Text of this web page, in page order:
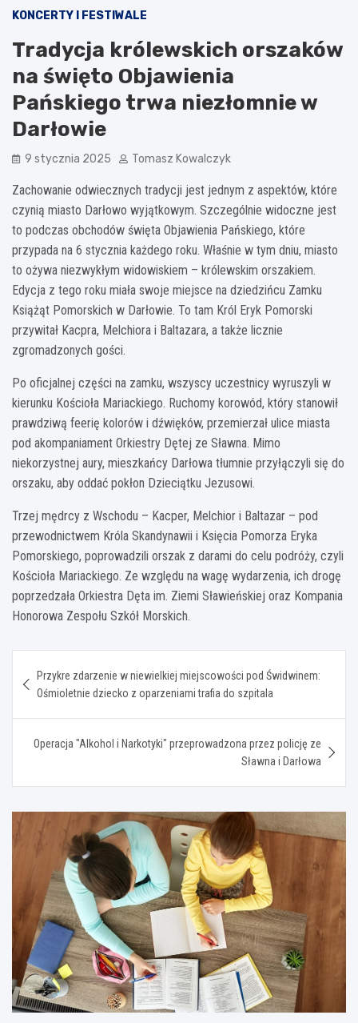
KONCERTY I FESTIWALE
Tradycja królewskich orszaków
na święto Objawienia
Pańskiego trwa niezłomnie w
Darłowie
9 stycznia 2025 Tomasz Kowalczyk
Zachowanie odwiecznych tradycji jest jednym z aspektów, które
czynią miasto Darłowo wyjątkowym. Szczególnie widoczne jest
to podczas obchodów święta Objawienia Pańskiego, które
przypada na 6 stycznia każdego roku. Właśnie w tym dniu, miasto
to ożywa niezwykłym widowiskiem – królewskim orszakiem.
Edycja z tego roku miała swoje miejsce na dziedzińcu Zamku
Książąt Pomorskich w Darłowie. To tam Król Eryk Pomorski
przywitał Kacpra, Melchiora i Baltazara, a także licznie
zgromadzonych gości.
Po oficjalnej części na zamku, wszyscy uczestnicy wyruszyli w
kierunku Kościoła Mariackiego. Ruchomy korowód, który stanowił
prawdziwą feerię kolorów i dźwięków, przemierzał ulice miasta
pod akompaniament Orkiestry Dętej ze Sławna. Mimo
niekorzystnej aury, mieszkańcy Darłowa tłumnie przyłączyli się do
orszaku, aby oddać pokłon Dzieciątku Jezusowi.
Trzej mędrcy z Wschodu – Kacper, Melchior i Baltazar – pod
przewodnictwem Króla Skandynawii i Księcia Pomorza Eryka
Pomorskiego, poprowadzili orszak z darami do celu podróży, czyli
Kościoła Mariackiego. Ze względu na wagę wydarzenia, ich drogę
poprzedzała Orkiestra Dęta im. Ziemi Sławieńskiej oraz Kompania
Honorowa Zespołu Szkół Morskich.
wpisu
Przykre zdarzenie w niewielkiej miejscowości pod Świdwinem:
Ośmioletnie dziecko z oparzeniami trafia do szpitala
Operacja "Alkohol i Narkotyki" przeprowadzona przez policję ze
Sławna i Darłowa